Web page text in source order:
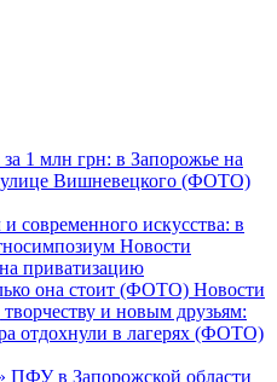
1 млн грн: в Запорожье на
улице Вишневецкого (ФОТО)
современного искусства: в
Новости
приватизацию
она стоит (ФОТО) Новости
и новым друзьям:
отдохнули в лагерях (ФОТО)
ПФУ в Запорожской области